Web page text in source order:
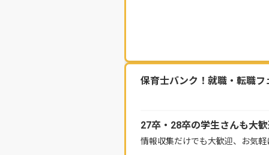
保育士バンク！就職・転職フ
27卒・28卒の学生さんも大
情報収集だけでも大歓迎、お気